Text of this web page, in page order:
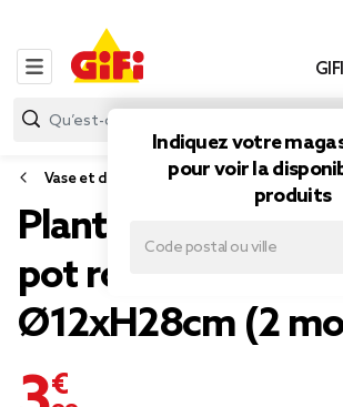
GIFI
Indiquez votre
pour voir la
produits
Vase et déco florale
Plante grasse
pot rond
Ø12xH28cm (2
3,99 €